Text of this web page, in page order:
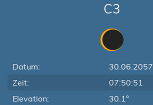
C3
Datum:
30.06.2057
Zeit:
07:50:51
Elevation:
30.1°